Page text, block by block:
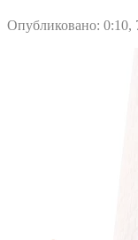
Опубликовано: 0:10,